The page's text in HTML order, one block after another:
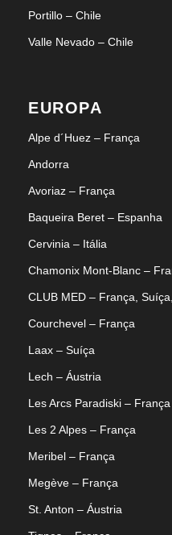
Portillo – Chile
Valle Nevado – Chile
EUROPA
Alpe d´Huez – França
Andorra
Avoriaz – França
Baqueira Beret – Espanha
Cervinia – Itália
Chamonix Mont-Blanc –
CLUB MED – França,
Courchevel – França
Laax – Suíça
Lech – Áustria
Les Arcs Paradiski – França
Les 2 Alpes – França
Meribel – França
Megève – França
St. Anton – Áustria